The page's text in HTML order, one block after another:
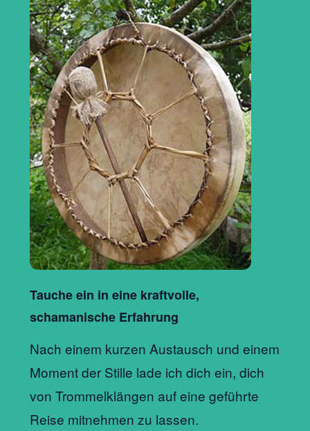
Tauche ein in eine kraftvolle,
schamanische Erfahrung
Nach einem kurzen Austausch und einem
Moment der Stille lade ich dich ein, dich
von Trommelklängen auf eine geführte
Reise mitnehmen zu lassen.